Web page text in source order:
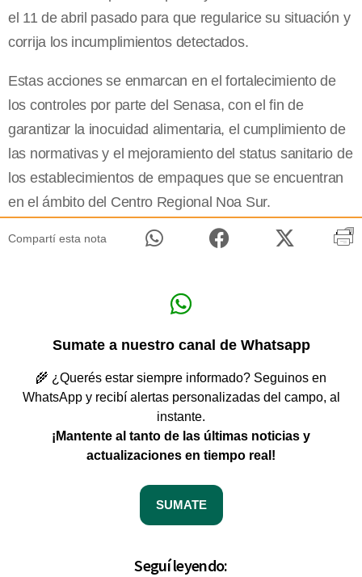
el 11 de abril pasado para que regularice su situación y
corrija los incumplimientos detectados.
Estas acciones se enmarcan en el fortalecimiento de
los controles por parte del Senasa, con el fin de
garantizar la inocuidad alimentaria, el cumplimiento de
las normativas y el mejoramiento del status sanitario de
los establecimientos de empaques que se encuentran
en el ámbito del Centro Regional Noa Sur.
Compartí esta nota
Sumate a nuestro canal de Whatsapp
🌾 ¿Querés estar siempre informado? Seguinos en
WhatsApp y recibí alertas personalizadas del campo, al
instante.
¡Mantente al tanto de las últimas noticias y
actualizaciones en tiempo real!
SUMATE
Seguí leyendo: